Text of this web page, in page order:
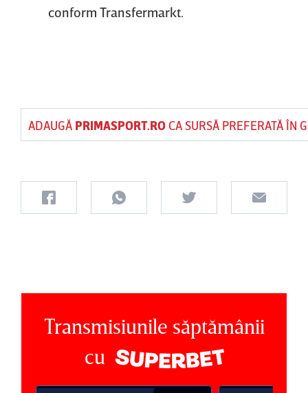
conform Transfermarkt.
ADAUGĂ PRIMASPORT.ROCA SURSĂ PREFERATĂ ÎN
Transmisiunile săptămânii
cu